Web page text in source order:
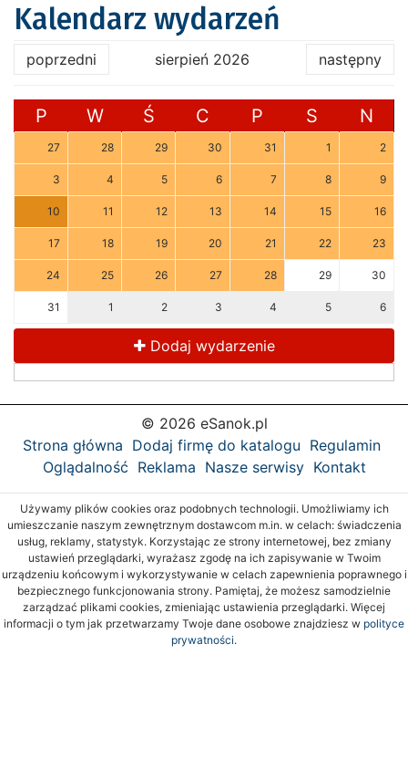
Kalendarz wydarzeń
poprzedni sierpień 2026 następny
P W Ś C P S N
27 28 29 30 31 1 2
3 4 5 6 7 8 9
10 11 12 13 14 15 16
17 18 19 20 21 22 23
24 25 26 27 28 29 30
31 1 2 3 4 5 6
Dodaj wydarzenie
© 2026 eSanok.pl
Strona główna Dodaj firmę do katalogu Regulamin
Oglądalność Reklama Nasze serwisy Kontakt
Używamy plików cookies oraz podobnych technologii. Umożliwiamy ich
umieszczanie naszym zewnętrznym dostawcom m.in. w celach: świadczenia
usług, reklamy, statystyk. Korzystając ze strony internetowej, bez zmiany
ustawień przeglądarki, wyrażasz zgodę na ich zapisywanie w Twoim
urządzeniu końcowym i wykorzystywanie w celach zapewnienia poprawnego i
bezpiecznego funkcjonowania strony. Pamiętaj, że możesz samodzielnie
zarządzać plikami cookies, zmieniając ustawienia przeglądarki. Więcej
informacji o tym jak przetwarzamy Twoje dane osobowe znajdziesz w polityce
prywatności.